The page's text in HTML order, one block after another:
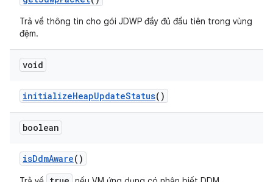
Trả về thông tin cho gói JDWP đầy đủ đầu tiên trong vùng
đệm.
void
initializeHeapUpdateStatus()
boolean
isDdmAware()